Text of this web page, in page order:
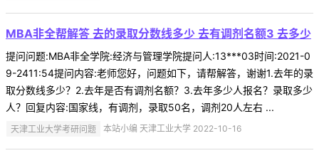
MBA非全帮解答 去的录取分数线多少 去有调剂名额3 去多少
提问问题:MBA非全学院:经济与管理学院提问人:13***03时间:2021-0
9-2411:54提问内容:老师您好，问题如下，请帮解答，谢谢1.去年的录
取分数线多少？2.去年是否有调剂名额？3.去年多少人报名？录取多少
人？回复内容:国家线，有调剂，录取50名，调剂20人左右 ...
天津工业大学考研问题 本站小编 天津工业大学 2022-10-16